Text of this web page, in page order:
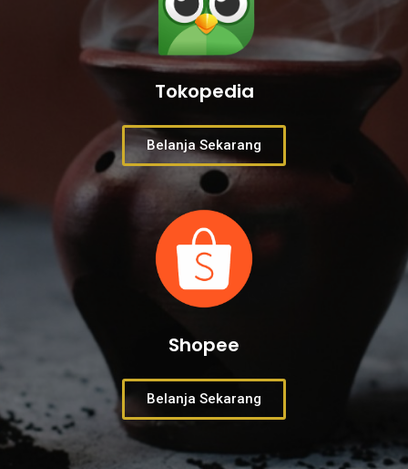
Tokopedia
Belanja Sekarang
Shopee
Belanja Sekarang